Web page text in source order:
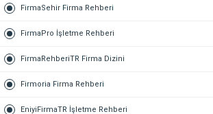
FirmaSehir Firma Rehberi
FirmaPro İşletme Rehberi
FirmaRehberiTR Firma Dizini
Firmoria Firma Rehberi
EniyiFirmaTR İşletme Rehberi